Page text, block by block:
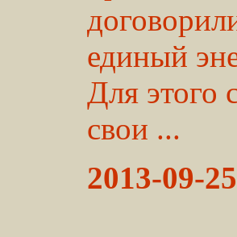
единый
Для этого
свои ...
2013-09-25